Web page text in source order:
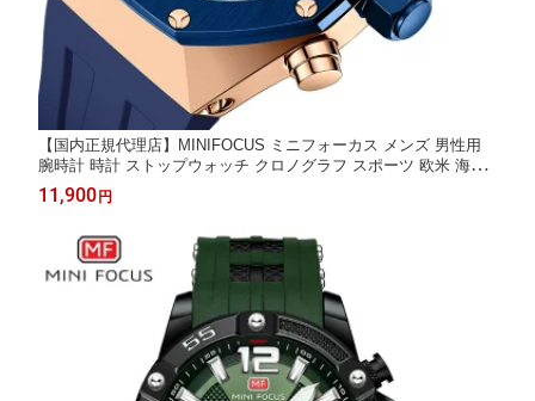
【国内正規代理店】MINIFOCUS ミニフォーカス メンズ 男性用
腕時計 時計 ストップウォッチ クロノグラフ スポーツ 欧米 海外
人気 ミリタリー クォーツ 夜光 カレンダー オクタゴン MF0417G
プレゼント ギフト お祝い 誕生日 父の日 かっこいい 成人式 クリ
11,900 円